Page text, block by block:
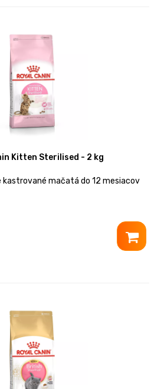
Kitten Sterilised - 2 kg
kastrované mačatá do 12 mesiacov